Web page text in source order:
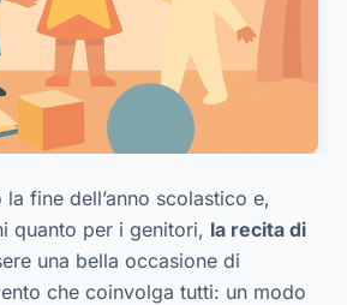
fine dell’anno scolastico e,
quanto per i genitori, la recita di
una bella occasione di
che coinvolga tutti: un modo